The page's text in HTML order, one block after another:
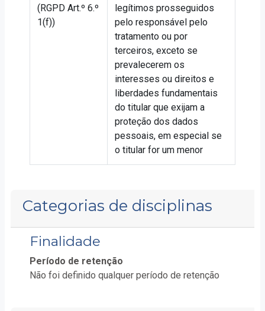
(RGPD Art.º 6.º
1(f))
legítimos prosseguidos
pelo responsável pelo
tratamento ou por
terceiros, exceto se
prevalecerem os
interesses ou direitos e
liberdades fundamentais
do titular que exijam a
proteção dos dados
pessoais, em especial se
o titular for um menor
Categorias de disciplinas
Finalidade
Período de retenção
Não foi definido qualquer período de retenção